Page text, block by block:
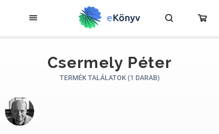
Csermely Péter
TERMÉK TALÁLATOK (1 DARAB)